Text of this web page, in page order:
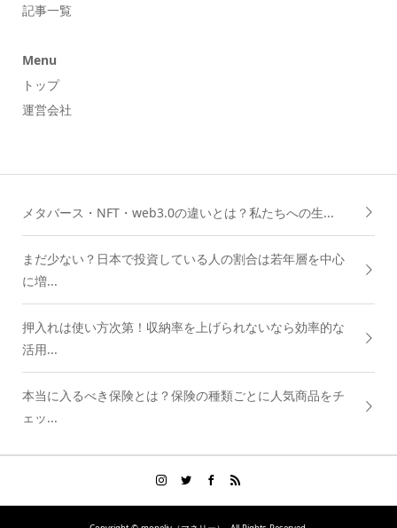
記事一覧
Menu
トップ
運営会社
メタバース・NFT・web3.0の違いとは？私たちへの生...
まだ少ない？日本で投資している人の割合は若年層を中心
に増...
押入れは使い方次第！収納率を上げられないなら効率的な
活用...
本当に入るべき保険とは？保険の種類ごとに人気商品をチ
ェッ...